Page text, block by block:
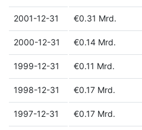
2001-12-31 €0.31 Mrd.
2000-12-31 €0.14 Mrd.
1999-12-31 €0.11 Mrd.
1998-12-31 €0.17 Mrd.
1997-12-31 €0.17 Mrd.